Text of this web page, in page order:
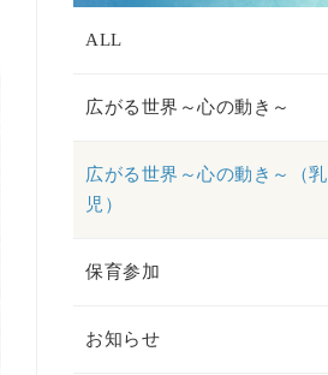
ALL
広がる世界～心の動き～
広がる世界～心の動き～（乳
児）
保育参加
お知らせ